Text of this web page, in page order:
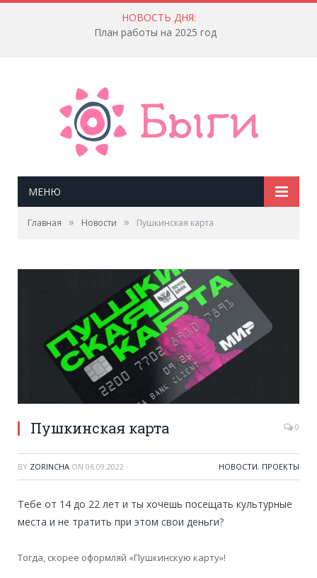
НОВОСТЬ ДНЯ:
План работы на 2025 год
МЕНЮ
Главная » Новости » Пушкинская карта
Пушкинская карта 0
BY ZORINCHA ON 06.09.2022 · НОВОСТИ, ПРОЕКТЫ
Тебе от 14 до 22 лет и ты хочешь посещать культурные
места и не тратить при этом свои деньги?
Тогда, скорее оформляй «Пушкинскую карту»!